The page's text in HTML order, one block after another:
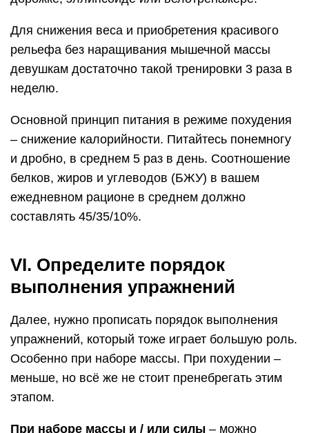
Для снижения веса и приобретения красивого
рельефа без наращивания мышечной массы
девушкам достаточно такой тренировки 3 раза в
неделю.
Основной принцип питания в режиме похудения
– снижение калорийности. Питайтесь понемногу
и дробно, в среднем 5 раз в день. Соотношение
белков, жиров и углеводов (БЖУ) в вашем
ежедневном рационе в среднем должно
составлять 45/35/10%.
VI. Определите порядок
выполнения упражнений
Далее, нужно прописать порядок выполнения
упражнений, который тоже играет большую роль.
Особенно при наборе массы. При похудении –
меньше, но всё же не стоит пренебрегать этим
этапом.
При наборе массы и / или силы – можно